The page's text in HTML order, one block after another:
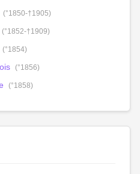
(°1850-†1905)
(°1852-†1909)
(°1854)
(°1856)
(°1858)